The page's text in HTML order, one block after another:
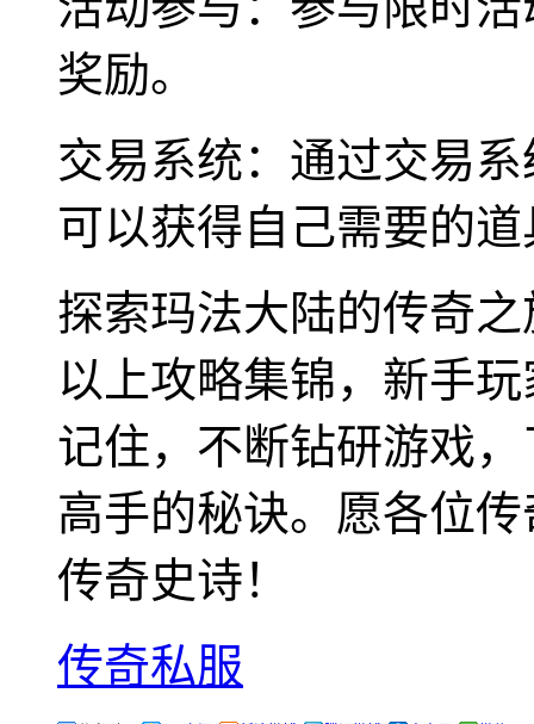
奖励。
交易系统：通过交易
可以获得自己需要的
探索玛法大陆的传奇
以上攻略集锦，新手
记住，不断钻研游戏
高手的秘诀。愿各位
传奇史诗！
传奇私服